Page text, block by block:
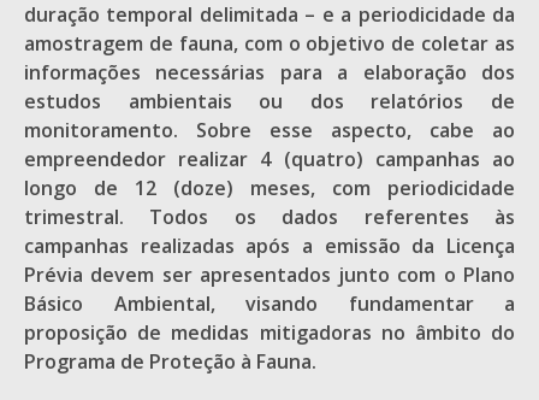
duração temporal delimitada – e a periodicidade da
amostragem de fauna, com o objetivo de coletar as
informações necessárias para a elaboração dos
estudos ambientais ou dos relatórios de
monitoramento. Sobre esse aspecto, cabe ao
empreendedor realizar 4 (quatro) campanhas ao
longo de 12 (doze) meses, com periodicidade
trimestral. Todos os dados referentes às
campanhas realizadas após a emissão da Licença
Prévia devem ser apresentados junto com o Plano
Básico Ambiental, visando fundamentar a
proposição de medidas mitigadoras no âmbito do
Programa de Proteção à Fauna.